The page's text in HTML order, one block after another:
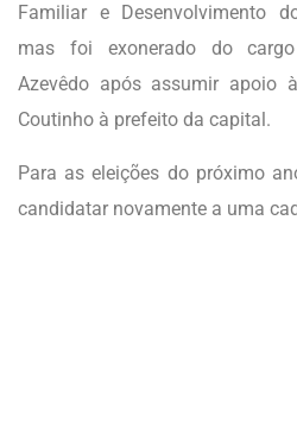
Familiar e Desenvolvimento
mas foi exonerado do
Azevêdo após assumir apoio
Coutinho à prefeito da capital.
Para as eleições do próximo
candidatar novamente a uma